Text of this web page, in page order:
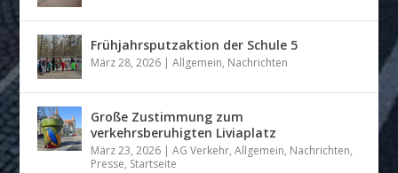
Frühjahrsputzaktion der Schule 5
März 28, 2026 |Allgemein, Nachrichten
Große Zustimmung zum
verkehrsberuhigten Liviaplatz
März 23, 2026 |AG Verkehr,Allgemein, Nachrichten,
Presse, Startseite